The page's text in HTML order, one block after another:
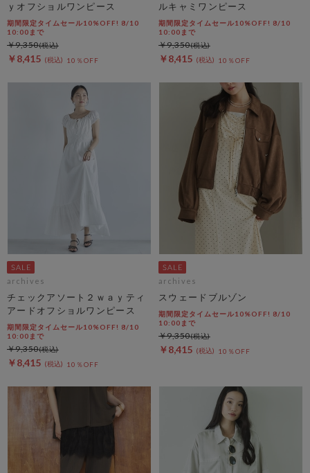
ｙオフショルワンピース
期間限定タイムセール10%OFF! 8/10
10:00まで
￥8,415 10％OFF
￥9,350
ルキャミワンピース
期間限定タイムセール10%OFF! 8/10
10:00まで
￥8,415 10％OFF
￥9,350
archives
チェックアソート２ｗａｙティ
アードオフショルワンピース
期間限定タイムセール10%OFF! 8/10
10:00まで
￥8,415 10％OFF
￥9,350
archives
スウェードブルゾン
期間限定タイムセール10%OFF! 8/10
10:00まで
￥8,415 10％OFF
￥9,350